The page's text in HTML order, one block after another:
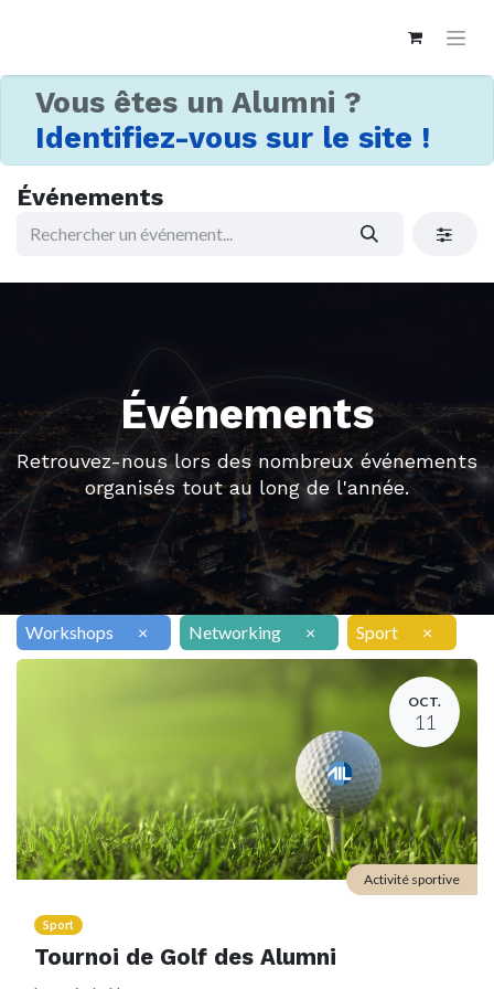
Vous êtes un Alumni ?
Identifiez-vous sur le site !
Événements
Événements
Retrouvez-nous lors des nombreux événements
organisés tout au long de l'année.
Workshops × Networking × Sport ×
OCT.
11
Sport
Tournoi de Golf des Alumni
Activité sportive